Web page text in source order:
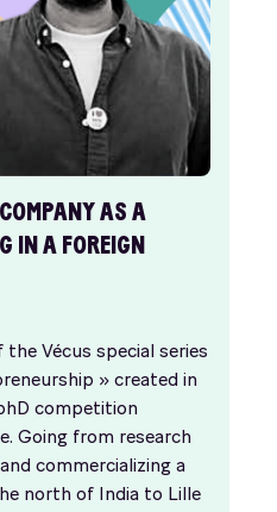
AS A
IN A FOREIGN
Vécus special series
» created in
competition
Going from research
commercializing a
north of India to Lille